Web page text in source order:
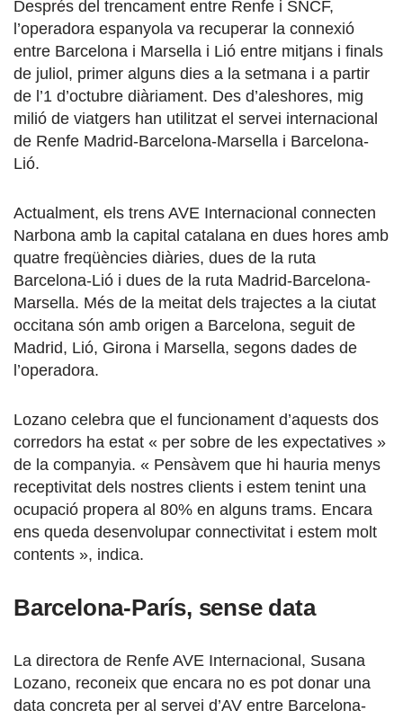
Després del trencament entre Renfe i SNCF,
l’operadora espanyola va recuperar la connexió
entre Barcelona i Marsella i Lió entre mitjans i finals
de juliol, primer alguns dies a la setmana i a partir
de l’1 d’octubre diàriament. Des d’aleshores, mig
milió de viatgers han utilitzat el servei internacional
de Renfe Madrid-Barcelona-Marsella i Barcelona-
Lió.
Actualment, els trens AVE Internacional connecten
Narbona amb la capital catalana en dues hores amb
quatre freqüències diàries, dues de la ruta
Barcelona-Lió i dues de la ruta Madrid-Barcelona-
Marsella. Més de la meitat dels trajectes a la ciutat
occitana són amb origen a Barcelona, seguit de
Madrid, Lió, Girona i Marsella, segons dades de
l’operadora.
Lozano celebra que el funcionament d’aquests dos
corredors ha estat « per sobre de les expectatives »
de la companyia. « Pensàvem que hi hauria menys
receptivitat dels nostres clients i estem tenint una
ocupació propera al 80% en alguns trams. Encara
ens queda desenvolupar connectivitat i estem molt
contents », indica.
Barcelona-París, sense data
La directora de Renfe AVE Internacional, Susana
Lozano, reconeix que encara no es pot donar una
data concreta per al servei d’AV entre Barcelona-